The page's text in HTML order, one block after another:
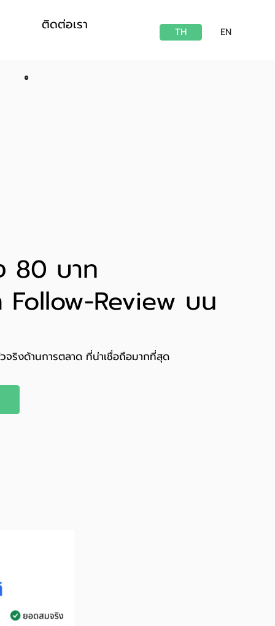
ติดต่อเรา TH EN
80 บาท
Follow-Review บน
ริงด้านการตลาด ที่น่าเชื่อถือมากที่สุด